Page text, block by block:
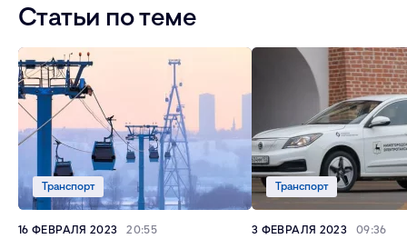
Статьи по теме
Транспорт
16 ФЕВРАЛЯ 2023 20:55
Транспорт
3 ФЕВРАЛЯ 2023 09:36